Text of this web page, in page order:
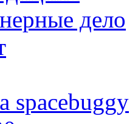
дело
spacebuggy